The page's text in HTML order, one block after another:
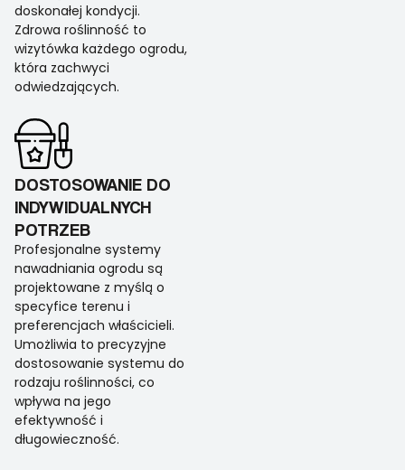
doskonałej kondycji.
Zdrowa roślinność to
wizytówka każdego ogrodu,
która zachwyci
odwiedzających.
DOSTOSOWANIE DO
INDYWIDUALNYCH
POTRZEB
Profesjonalne systemy
nawadniania ogrodu są
projektowane z myślą o
specyfice terenu i
preferencjach właścicieli.
Umożliwia to precyzyjne
dostosowanie systemu do
rodzaju roślinności, co
wpływa na jego
efektywność i
długowieczność.